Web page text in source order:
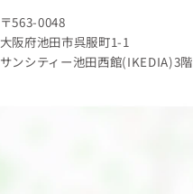
〒563-0048
大阪府池田市呉服町1-1
サンシティー池田西館(IKEDIA)3階